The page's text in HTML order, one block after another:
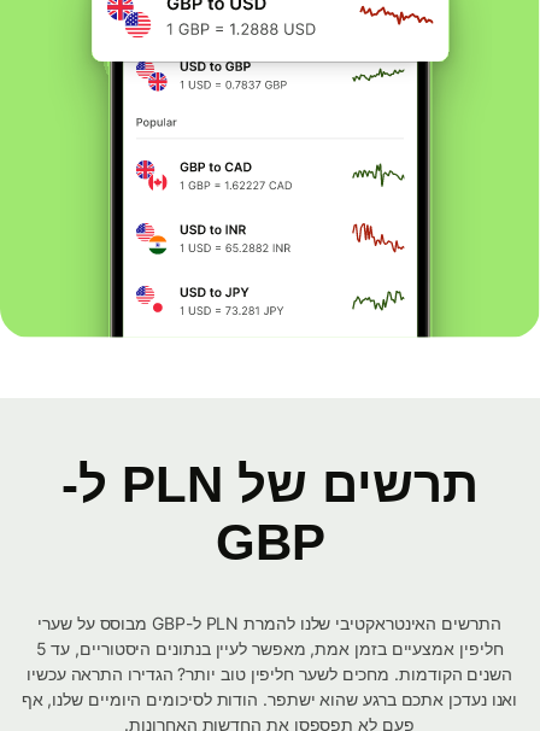
תרשים של PLN ל-
GBP
התרשים האינטראקטיבי שלנו להמרת PLN ל-GBP מבוסס על שערי
חליפין אמצעיים בזמן אמת, מאפשר לעיין בנתונים היסטוריים, עד 5
השנים הקודמות. מחכים לשער חליפין טוב יותר? הגדירו התראה עכשיו
ואנו נעדכן אתכם ברגע שהוא ישתפר. הודות לסיכומים היומיים שלנו, אף
פעם לא תפספסו את החדשות האחרונות.